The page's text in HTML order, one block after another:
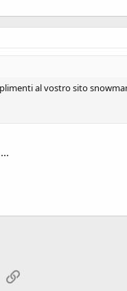
al vostro sito
Email